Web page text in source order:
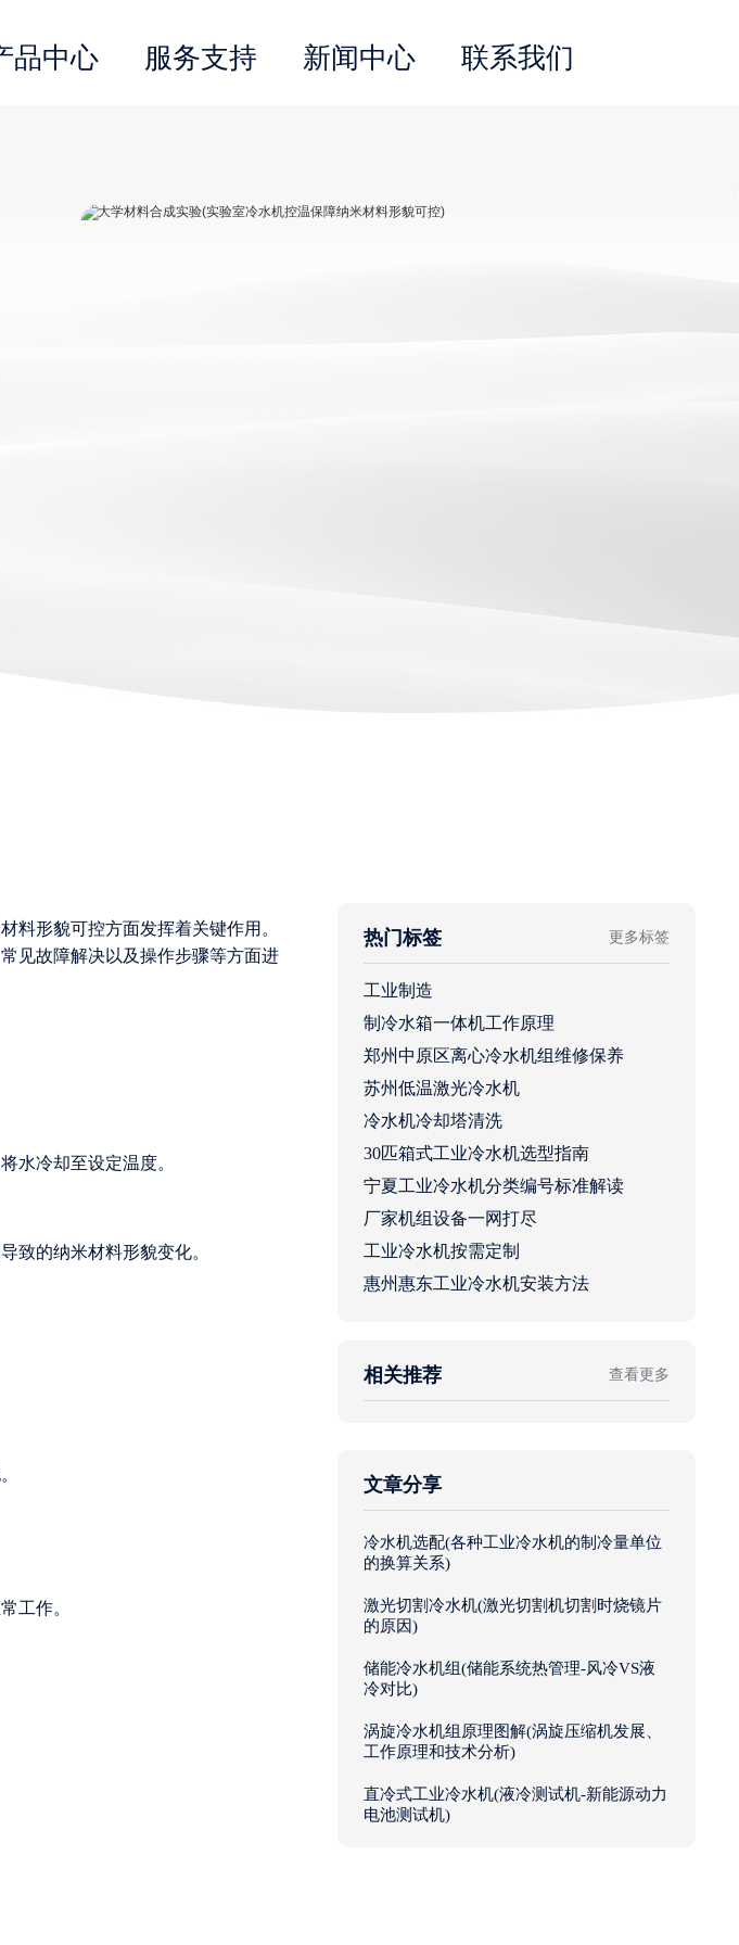
品中心 服务支持 新闻中心 联系我们
料形貌可控方面发挥着关键作用。
见故障解决以及操作步骤等方面进
水冷却至设定温度。
致的纳米材料形貌变化。
工作。
热门标签 更多标签
工业制造
制冷水箱一体机工作原理
郑州中原区离心冷水机组维修保养
苏州低温激光冷水机
冷水机冷却塔清洗
30匹箱式工业冷水机选型指南
宁夏工业冷水机分类编号标准解读
厂家机组设备一网打尽
工业冷水机按需定制
惠州惠东工业冷水机安装方法
相关推荐 查看更多
文章分享
冷水机选配(各种工业冷水机的制冷量单位
的换算关系)
激光切割冷水机(激光切割机切割时烧镜片
的原因)
储能冷水机组(储能系统热管理-风冷VS液
冷对比)
涡旋冷水机组原理图解(涡旋压缩机发展、
工作原理和技术分析)
直冷式工业冷水机(液冷测试机-新能源动力
电池测试机)